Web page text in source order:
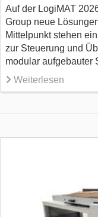
Auf der LogiMAT
Group neue
Mittelpunkt stehen
zur Steuerung und
modular aufgebauter
Weiterlesen